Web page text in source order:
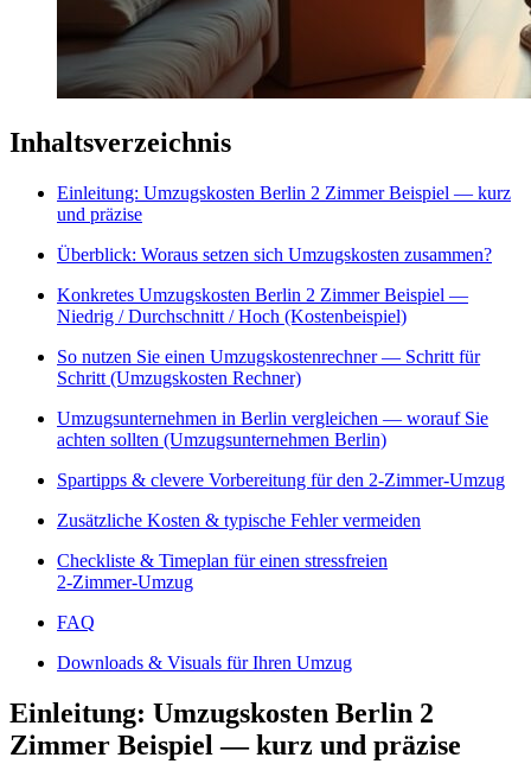
Inhaltsverzeichnis
Einleitung: Umzugskosten Berlin 2 Zimmer Beispiel — kurz
und präzise
Überblick: Woraus setzen sich Umzugskosten zusammen?
Konkretes Umzugskosten Berlin 2 Zimmer Beispiel —
Niedrig / Durchschnitt / Hoch (Kostenbeispiel)
So nutzen Sie einen Umzugskostenrechner — Schritt für
Schritt (Umzugskosten Rechner)
Umzugsunternehmen in Berlin vergleichen — worauf Sie
achten sollten (Umzugsunternehmen Berlin)
Spartipps & clevere Vorbereitung für den 2‑Zimmer‑Umzug
Zusätzliche Kosten & typische Fehler vermeiden
Checkliste & Timeplan für einen stressfreien
2‑Zimmer‑Umzug
FAQ
Downloads & Visuals für Ihren Umzug
Einleitung: Umzugskosten Berlin 2
Zimmer Beispiel — kurz und präzise